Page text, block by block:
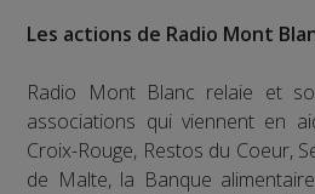
Les actions de Radio Mont
Radio Mont Blanc relaie et
associations qui viennent en
Croix-Rouge, Restos du Coeur,
de Malte, la Banque